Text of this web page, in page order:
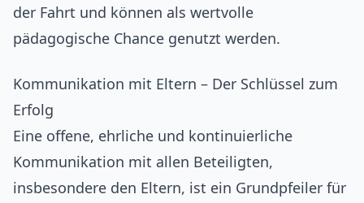
der Fahrt und können als wertvolle
pädagogische Chance genutzt werden.
Kommunikation mit Eltern – Der Schlüssel zum
Erfolg
Eine offene, ehrliche und kontinuierliche
Kommunikation mit allen Beteiligten,
insbesondere den Eltern, ist ein Grundpfeiler für